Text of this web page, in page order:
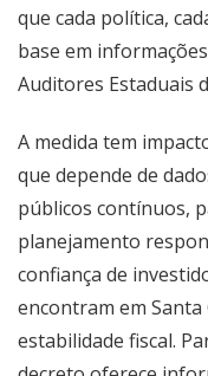
que cada política,
base em
Auditores Estaduais
A medida tem
que depende de
públicos contínuos,
planejamento
confiança de
encontram em
estabilidade fiscal.